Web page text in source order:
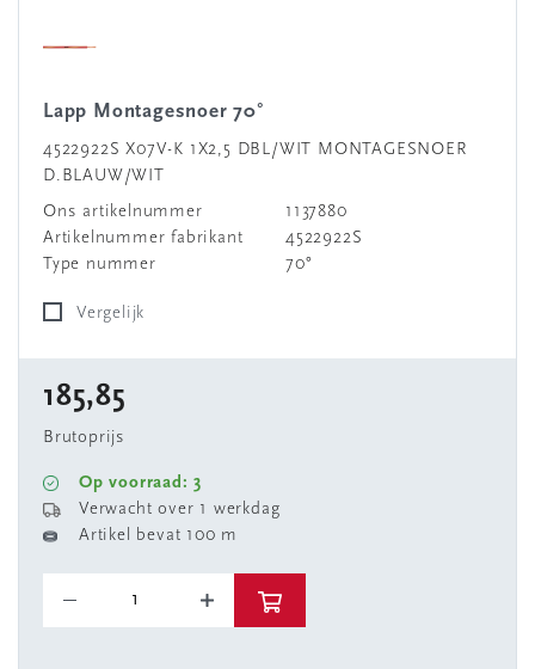
Lapp Montagesnoer 70°
4522922S X07V-K 1X2,5 DBL/WIT MONTAGESNOER
D.BLAUW/WIT
Ons artikelnummer
1137880
Artikelnummer fabrikant
4522922S
Type nummer
70°
Vergelijk
185,85
Brutoprijs
Op voorraad: 3
Verwacht over 1 werkdag
Artikel bevat 100 m